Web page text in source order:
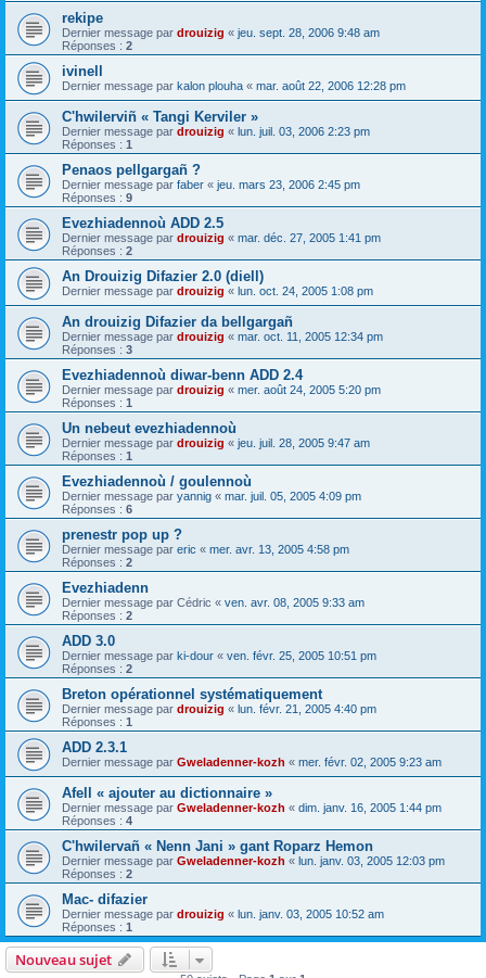
rekipe
Dernier message par drouizig « jeu. sept. 28, 2006 9:48 am
Réponses : 2
ivinell
Dernier message par kalon plouha « mar. août 22, 2006 12:28 pm
C'hwilerviñ « Tangi Kerviler »
Dernier message par drouizig « lun. juil. 03, 2006 2:23 pm
Réponses : 1
Penaos pellgargañ ?
Dernier message par faber « jeu. mars 23, 2006 2:45 pm
Réponses : 9
Evezhiadennoù ADD 2.5
Dernier message par drouizig « mar. déc. 27, 2005 1:41 pm
Réponses : 2
An Drouizig Difazier 2.0 (diell)
Dernier message par drouizig « lun. oct. 24, 2005 1:08 pm
An drouizig Difazier da bellgargañ
Dernier message par drouizig « mar. oct. 11, 2005 12:34 pm
Réponses : 3
Evezhiadennoù diwar-benn ADD 2.4
Dernier message par drouizig « mer. août 24, 2005 5:20 pm
Réponses : 1
Un nebeut evezhiadennoù
Dernier message par drouizig « jeu. juil. 28, 2005 9:47 am
Réponses : 1
Evezhiadennoù / goulennoù
Dernier message par yannig « mar. juil. 05, 2005 4:09 pm
Réponses : 6
prenestr pop up ?
Dernier message par eric « mer. avr. 13, 2005 4:58 pm
Réponses : 2
Evezhiadenn
Dernier message par Cédric « ven. avr. 08, 2005 9:33 am
Réponses : 2
ADD 3.0
Dernier message par ki-dour « ven. févr. 25, 2005 10:51 pm
Réponses : 2
Breton opérationnel systématiquement
Dernier message par drouizig « lun. févr. 21, 2005 4:40 pm
Réponses : 1
ADD 2.3.1
Dernier message par Gweladenner-kozh « mer. févr. 02, 2005 9:23 am
Afell « ajouter au dictionnaire »
Dernier message par Gweladenner-kozh « dim. janv. 16, 2005 1:44 pm
Réponses : 4
C'hwilervañ « Nenn Jani » gant Roparz Hemon
Dernier message par Gweladenner-kozh « lun. janv. 03, 2005 12:03 pm
Réponses : 2
Mac- difazier
Dernier message par drouizig « lun. janv. 03, 2005 10:52 am
Réponses : 1
Nouveau sujet